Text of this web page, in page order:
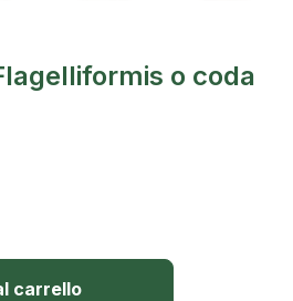
o coda
carrello